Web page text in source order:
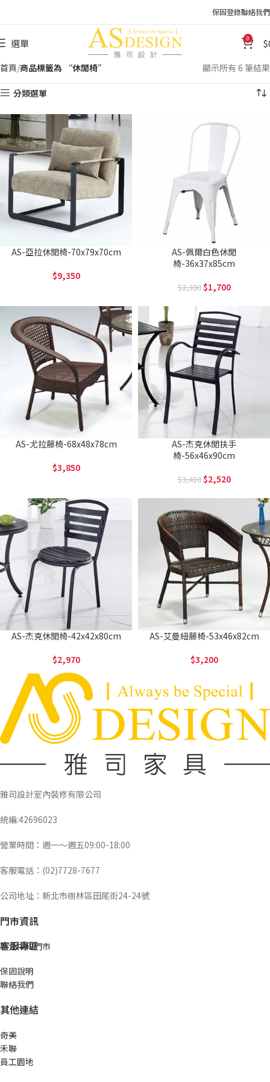
保固登錄聯絡我們
選單 0
首頁 商品標籤為 “休閒椅” 顯示所有 6 筆結果
分類選單
AS-亞拉休閒椅-70x79x70cm
9,350
AS-佩爾白色休閒
椅-36x37x85cm
2,300 1,700
AS-尤拉藤椅-68x48x78cm
3,850
AS-杰克休閒扶手
椅-56x46x90cm
3,410 2,520
AS-杰克休閒椅-42x42x80cm
2,970
AS-艾曼紐藤椅-53x46x82cm
3,200
雅司設計室內裝修有限公司
統編:42696023
營業時間：週一～週五09:00-18:00
客服電話：(02)7728-7677
公司地址：新北市樹林區田尾街24-24號
門市資訊
新北中和門市
客服專區
保固說明
聯絡我們
其他連結
奇美
禾聯
員工園地